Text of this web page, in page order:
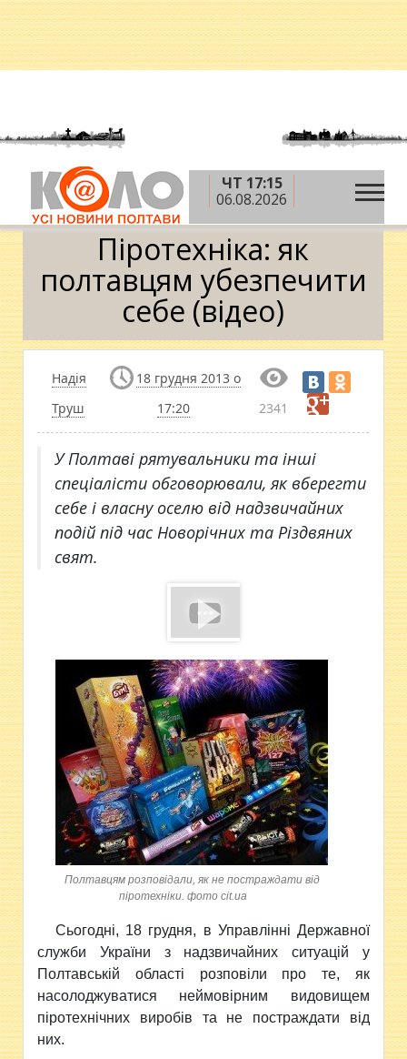
ЧТ 17:15
06.08.2026
Головна » Відео » Піротехніка: як полтавцям
убезпечити себе (відео)
Піротехніка: як
полтавцям убезпечити
себе (відео)
Надія
Труш
18 грудня 2013 о
17:20
2341
У Полтаві рятувальники та інші
спеціалісти обговорювали, як вберегти
себе і власну оселю від надзвичайних
подій під час Новорічних та Різдвяних
свят.
Полтавцям розповідали, як не постраждати від
піротехніки. фото cit.ua
Сьогодні, 18 грудня, в Управлінні Державної
служби України з надзвичайних ситуацій у
Полтавській області розповіли про те, як
насолоджуватися неймовірним видовищем
піротехнічних виробів та не постраждати від
них.